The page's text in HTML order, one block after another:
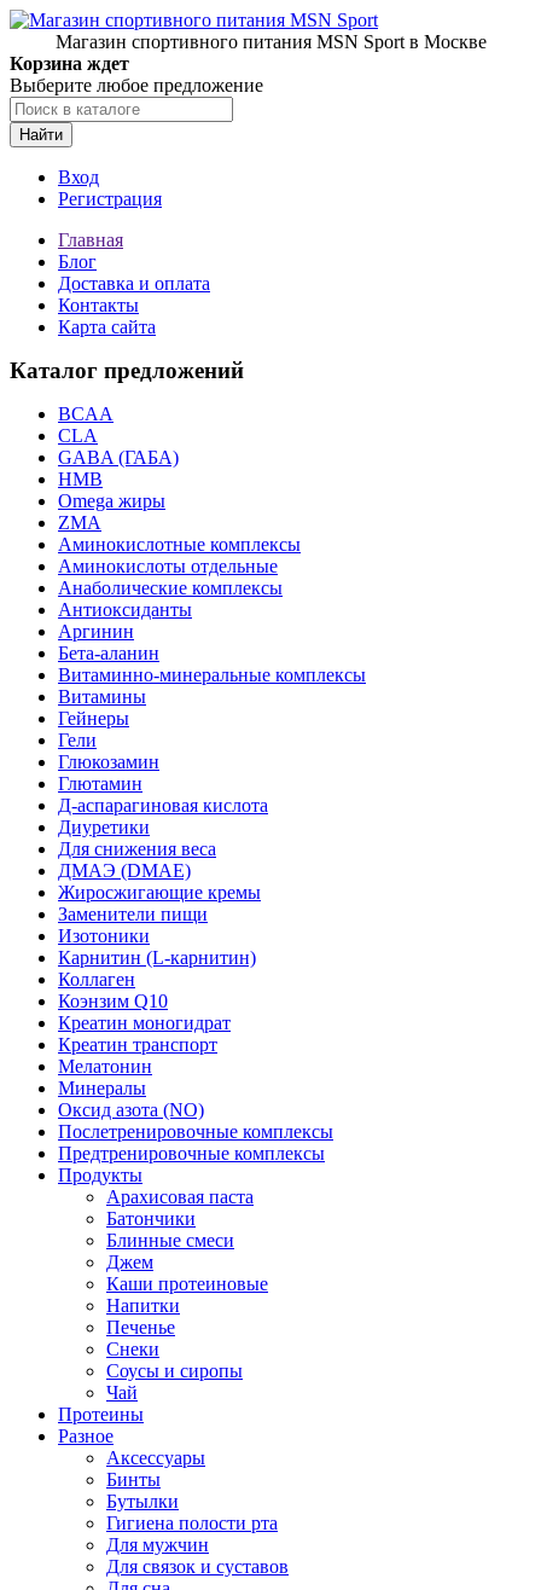
Магазин спортивного питания MSN Sport в Москве
Корзина ждет
Выберите любое предложение
Найти
Вход
Регистрация
Главная
Блог
Доставка и оплата
Контакты
Карта сайта
Каталог предложений
BCAA
CLA
GABA (ГАБА)
HMB
Omega жиры
ZMA
Аминокислотные комплексы
Аминокислоты отдельные
Анаболические комплексы
Антиоксиданты
Аргинин
Бета-аланин
Витаминно-минеральные комплексы
Витамины
Гейнеры
Гели
Глюкозамин
Глютамин
Д-аспарагиновая кислота
Диуретики
Для снижения веса
ДМАЭ (DMAE)
Жиросжигающие кремы
Заменители пищи
Изотоники
Карнитин (L-карнитин)
Коллаген
Коэнзим Q10
Креатин моногидрат
Креатин транспорт
Мелатонин
Минералы
Оксид азота (NO)
Послетренировочные комплексы
Предтренировочные комплексы
Продукты
Арахисовая паста
Батончики
Блинные смеси
Джем
Каши протеиновые
Напитки
Печенье
Снеки
Соусы и сиропы
Чай
Протеины
Разное
Аксессуары
Бинты
Бутылки
Гигиена полости рта
Для мужчин
Для связок и суставов